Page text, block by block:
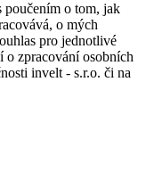
poučením o tom, jak
o mých
pro jednotlivé
o zpracování osobních
invelt - s.r.o. či na